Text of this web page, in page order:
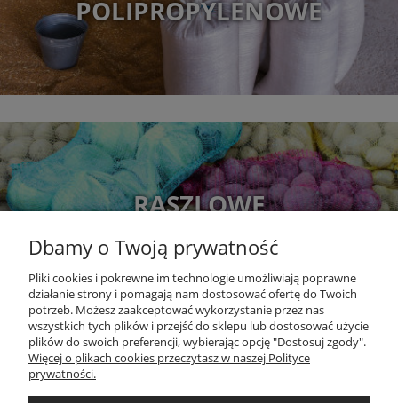
POLIPROPYLENOWE
RASZLOWE
DOKUMENTY
Dbamy o Twoją prywatność
Pliki cookies i pokrewne im technologie umożliwiają poprawne
działanie strony i pomagają nam dostosować ofertę do Twoich
potrzeb. Możesz zaakceptować wykorzystanie przez nas
wszystkich tych plików i przejść do sklepu lub dostosować użycie
plików do swoich preferencji, wybierając opcję "Dostosuj zgody".
Więcej o plikach cookies przeczytasz w naszej Polityce
prywatności.